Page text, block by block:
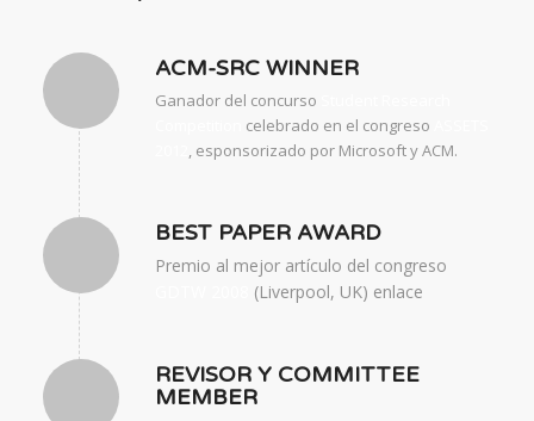
ACM-SRC WINNER
Ganador del concurso
celebrado en el congreso
, esponsorizado por Microsoft y ACM.
BEST PAPER AWARD
Premio al mejor artículo del congreso
(Liverpool, UK) enlace
REVISOR Y COMMITTEE
MEMBER